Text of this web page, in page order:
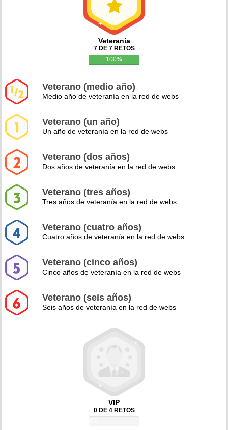
Veteranía
7 DE 7 RETOS
100%
Veterano (medio año)
Medio año de veteranía en la red de webs
Veterano (un año)
Un año de veteranía en la red de webs
Veterano (dos años)
Dos años de veteranía en la red de webs
Veterano (tres años)
Tres años de veteranía en la red de webs
Veterano (cuatro años)
Cuatro años de veteranía en la red de webs
Veterano (cinco años)
Cinco años de veteranía en la red de webs
Veterano (seis años)
Seis años de veteranía en la red de webs
VIP
0 DE 4 RETOS